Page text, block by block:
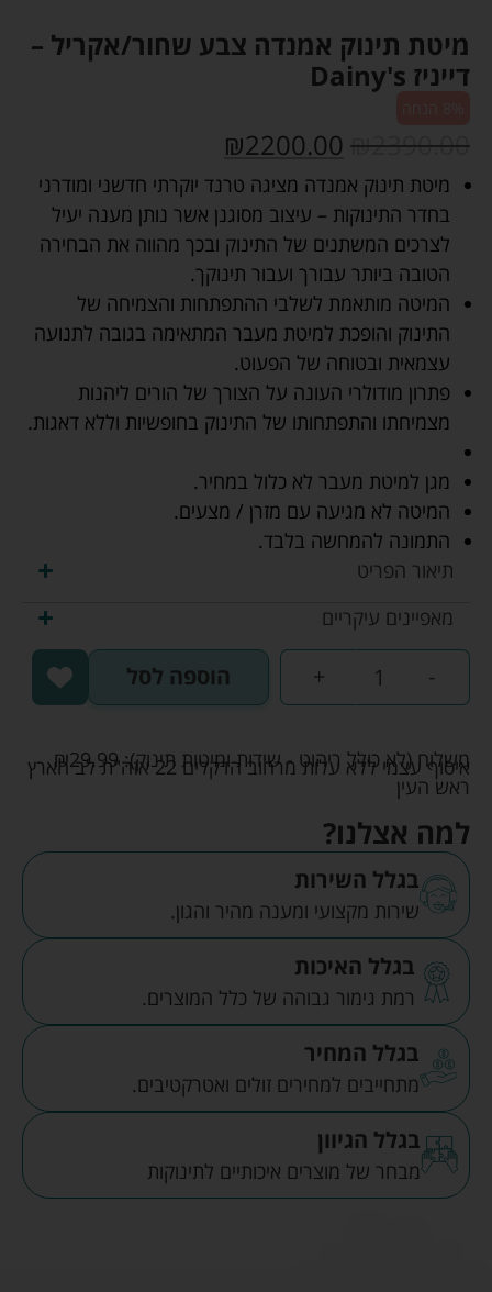
מיטת תינוק אמנדה צבע שחור/אקריל –
דייניז Dainy's
₪2390.00
₪2200.00
מיטת תינוק אמנדה מציגה טרנד יוקרתי חדשני ומודרני
בחדר התינוקות – עיצוב מסוגנן אשר נותן מענה יעיל
לצרכים המשתנים של התינוק ובכך מהווה את הבחירה
הטובה ביותר עבורך ועבור תינוקך.
המיטה מותאמת לשלבי ההתפתחות והצמיחה של
התינוק והופכת למיטת מעבר המתאימה בגובה לתנועה
עצמאית ובטוחה של הפעוט.
פתרון מודולרי העונה על הצורך של הורים ליהנות
מצמיחתו והתפתחותו של התינוק בחופשיות וללא דאגות.
מגן למיטת מעבר לא כלול במחיר.
המיטה לא מגיעה עם מזרן / מצעים.
התמונה להמחשה בלבד.
תיאור הפריט
מאפיינים עיקריים
-
+ הוספה לסל
משלוח (לא כולל ריהוט - שידות ומיטות תינוק): ₪29.99
איסוף עצמי ללא עלות מרחוב הדקלים 22 אזה"ת לב הארץ
ראש העין
למה אצלנו?
בגלל השירות
שירות מקצועי ומענה מהיר והגון.
בגלל האיכות
רמת גימור גבוהה של כלל המוצרים.
בגלל המחיר
מתחייבים למחירים זולים ואטרקטיבים.
בגלל הגיוון
מבחר של מוצרים איכותיים לתינוקות